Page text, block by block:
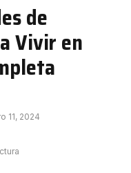
de
Vivir en
11, 2024